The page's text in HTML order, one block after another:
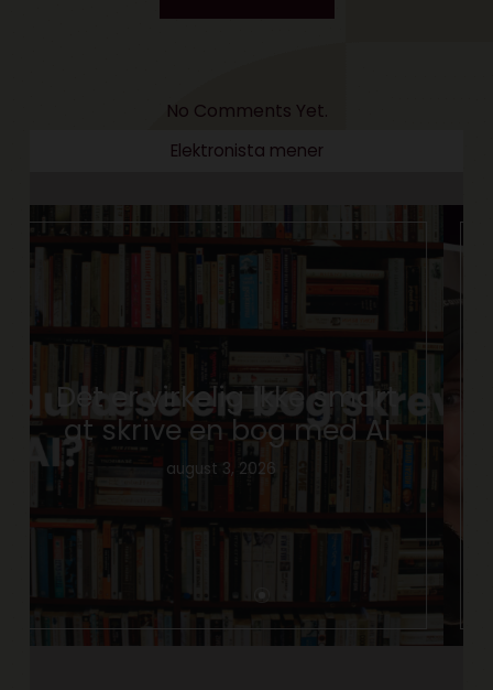
No Comments Yet.
Elektronista mener
Kære kulturminister- vi
skal tale om AI
juni 26, 2026